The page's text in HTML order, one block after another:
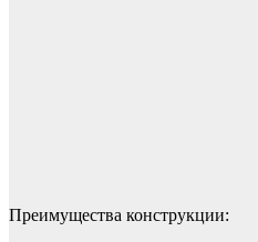
Преимущества конструкции: